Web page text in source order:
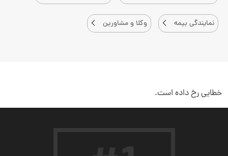
نمایندگی بیمه وکلا و مشاورین
خطایی رخ داده است.